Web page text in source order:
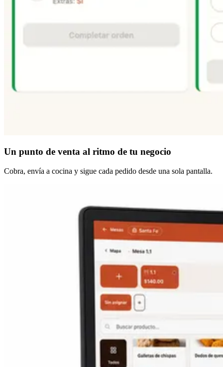
Un punto de venta al ritmo de tu negocio
Cobra, envía a cocina y sigue cada pedido desde una sola pantalla.